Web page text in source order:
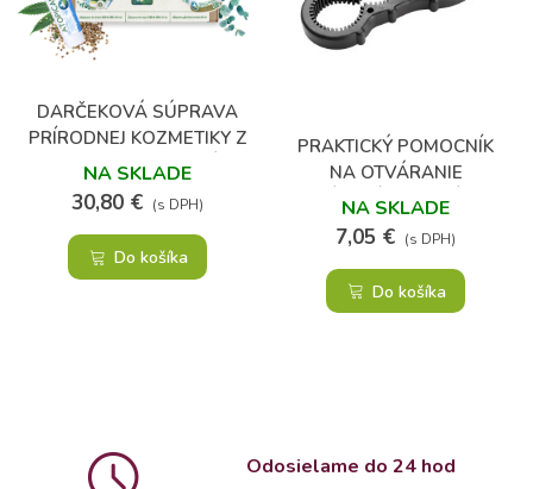
DARČEKOVÁ SÚPRAVA
PRÍRODNEJ KOZMETIKY Z
KONOPE - ZDRAVÁ
POKOŽKA
NA SKLADE
30,80 € (s DPH)
Do košíka
PRAKTICKÝ POMOCNÍK
NA OTVÁRANIE
ZAVÁRACÍCH POHÁROV
NA SKLADE
7,05 € (s DPH)
Do košíka
Odosielame do 24 hod